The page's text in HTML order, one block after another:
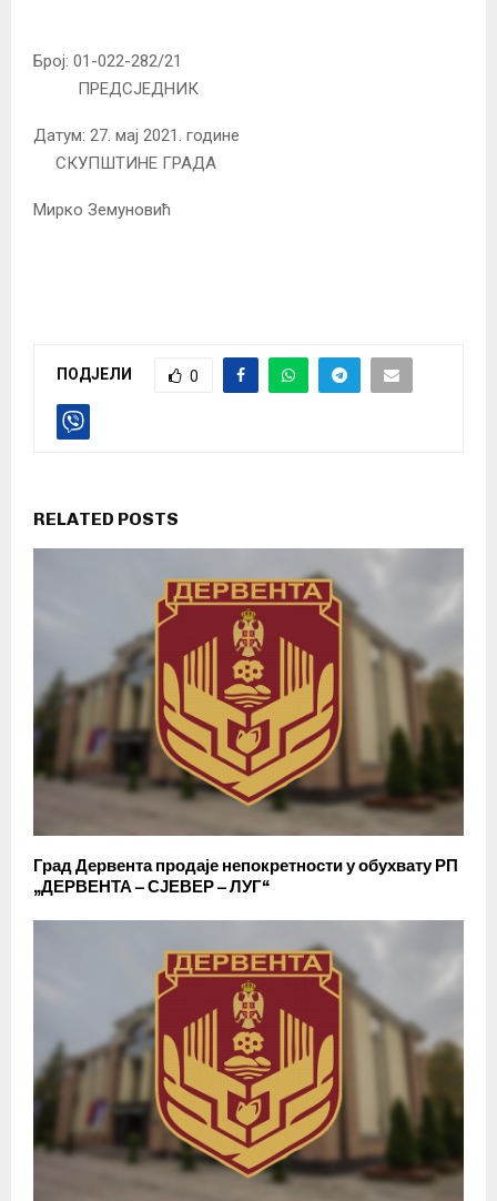
Број: 01-022-282/21
ПРЕДСЈЕДНИК
Датум: 27. мај 2021. године
СКУПШТИНЕ ГРАДА
Мирко Земуновић
ПОДЈЕЛИ 0
RELATED POSTS
Град Дервента продаје непокретности у обухвату РП
„ДЕРВЕНТА – СЈЕВЕР – ЛУГ“